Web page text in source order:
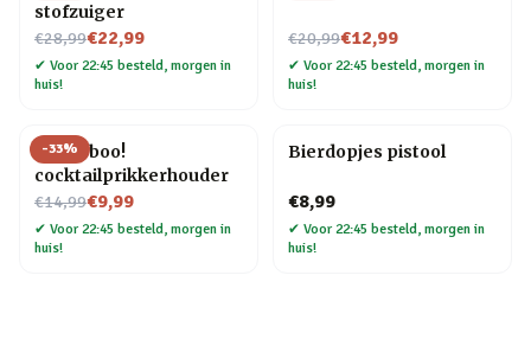
stofzuiger
€28,99
Nu voor€22,99
✔ Voor 22:45 besteld, morgen in
huis!
€20,99
Nu voor€12,99
✔ Voor 22:45 besteld, morgen in
huis!
-33%
Pick a boo!
cocktailprikkerhouder
€14,99
Nu voor€9,99
✔ Voor 22:45 besteld, morgen in
huis!
Bierdopjes pistool
€8,99
✔ Voor 22:45 besteld, morgen in
huis!